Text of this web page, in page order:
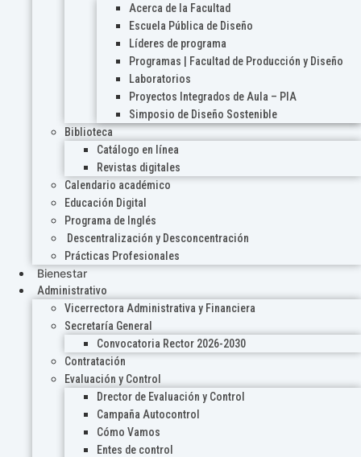
Acerca de la Facultad
Escuela Pública de Diseño
Líderes de programa
Programas | Facultad de Producción y Diseño
Laboratorios
Proyectos Integrados de Aula – PIA
Simposio de Diseño Sostenible
Biblioteca
Catálogo en línea
Revistas digitales
Calendario académico
Educación Digital
Programa de Inglés
Descentralización y Desconcentración
Prácticas Profesionales
Bienestar
Administrativo
Vicerrectora Administrativa y Financiera
Secretaría General
Convocatoria Rector 2026-2030
Contratación
Evaluación y Control
Drector de Evaluación y Control
Campaña Autocontrol
Cómo Vamos
Entes de control